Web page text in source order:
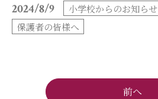
採用情報
2024/8/9 小学校からのお知らせ
保護者の皆様へ
前へ